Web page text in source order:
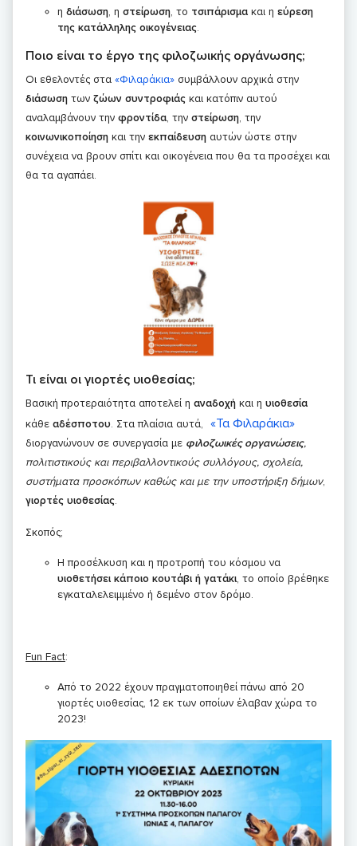
η διάσωση, η στείρωση, το τσιπάρισμα και η εύρεση
της κατάλληλης οικογένειας.
Ποιο είναι το έργο της φιλοζωικής οργάνωσης;
Οι εθελοντές στα «Φιλαράκια» συμβάλλουν αρχικά στην
διάσωση των ζώων συντροφιάς και κατόπιν αυτού
αναλαμβάνουν την φροντίδα, την στείρωση, την
κοινωνικοποίηση και την εκπαίδευση αυτών ώστε στην
συνέχεια να βρουν σπίτι και οικογένεια που θα τα προσέχει και
θα τα αγαπάει.
Τι είναι οι γιορτές υιοθεσίας;
Βασική προτεραιότητα αποτελεί η αναδοχή και η υιοθεσία
κάθε αδέσποτου. Στα πλαίσια αυτά, «Τα Φιλαράκια»
διοργανώνουν σε συνεργασία με φιλοζωικές οργανώσεις,
πολιτιστικούς και περιβαλλοντικούς συλλόγους, σχολεία,
συστήματα προσκόπων καθώς και με την υποστήριξη δήμων,
γιορτές υιοθεσίας.
Σκοπός;
Η προσέλκυση και η προτροπή του κόσμου να
υιοθετήσει κάποιο κουτάβι ή γατάκι, το οποίο βρέθηκε
εγκαταλελειμμένο ή δεμένο στον δρόμο.
Fun Fact:
Από το 2022 έχουν πραγματοποιηθεί πάνω από 20
γιορτές υιοθεσίας, 12 εκ των οποίων έλαβαν χώρα το
2023!